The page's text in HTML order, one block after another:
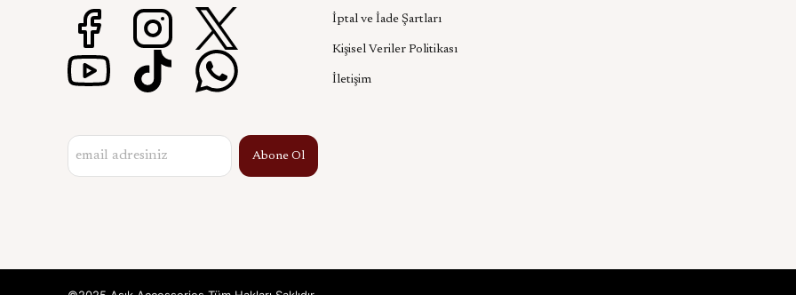
İptal ve İade Şartları
Kişisel Veriler Politikası
İletişim
Abone Ol